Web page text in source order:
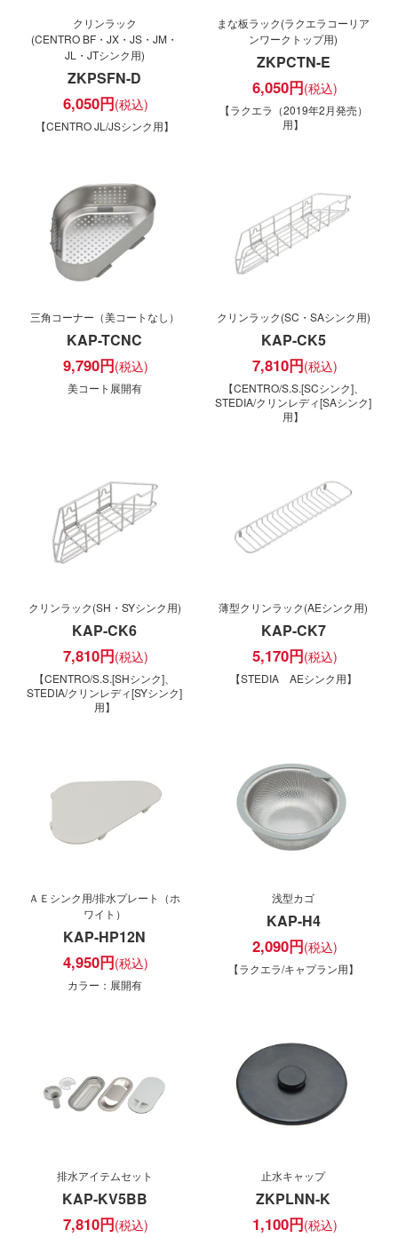
クリンラック
(CENTRO BF・JX・JS・JM・
JL・JTシンク用)
ZKPSFN-D
6,050円
【CENTRO JL/JSシンク用】
まな板ラック(ラクエラコーリア
ンワークトップ用)
ZKPCTN-E
6,050円
【ラクエラ（2019年2月発売）
用】
三角コーナー（美コートなし）
KAP-TCNC
9,790円
美コート展開有
クリンラック(SC・SAシンク用)
KAP-CK5
7,810円
【CENTRO/S.S.[SCシンク]、
STEDIA/クリンレディ[SAシンク]
用】
クリンラック(SH・SYシンク用)
KAP-CK6
7,810円
【CENTRO/S.S.[SHシンク]、
STEDIA/クリンレディ[SYシンク]
用】
薄型クリンラック(AEシンク用)
KAP-CK7
5,170円
【STEDIA AEシンク用】
ＡＥシンク用/排水プレート（ホ
ワイト）
KAP-HP12N
4,950円
カラー：展開有
浅型カゴ
KAP-H4
2,090円
【ラクエラ/キャプラン用】
排水アイテムセット
KAP-KV5BB
7,810円
止水キャップ
ZKPLNN-K
1,100円